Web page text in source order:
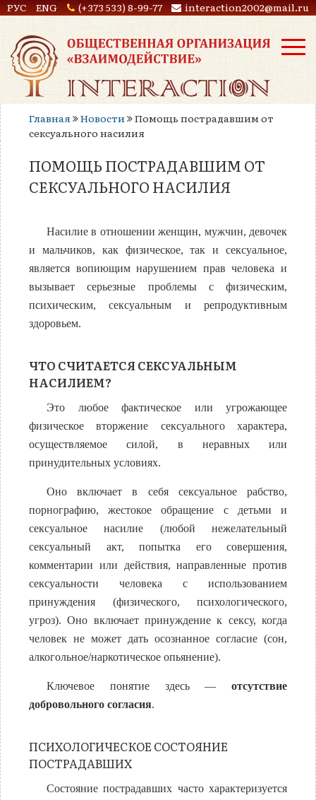
РУС ENG (+373 533) 8-99-77 interaction2002@mail.ru
Главная Новости
Помощь пострадавшим от
сексуального насилия
ПОМОЩЬ ПОСТРАДАВШИМ ОТ
СЕКСУАЛЬНОГО НАСИЛИЯ
Насилие в отношении женщин, мужчин, девочек
и мальчиков, как физическое, так и сексуальное,
является вопиющим нарушением прав человека и
вызывает серьезные проблемы с физическим,
психическим, сексуальным и репродуктивным
здоровьем.
ЧТО СЧИТАЕТСЯ СЕКСУАЛЬНЫМ
НАСИЛИЕМ?
Это любое фактическое или угрожающее
физическое вторжение сексуального характера,
осуществляемое силой, в неравных или
принудительных условиях.
Оно включает в себя сексуальное рабство,
порнографию, жестокое обращение с детьми и
сексуальное насилие (любой нежелательный
сексуальный акт, попытка его совершения,
комментарии или действия, направленные против
сексуальности человека с использованием
принуждения (физического, психологического,
угроз). Оно включает принуждение к сексу, когда
человек не может дать осознанное согласие (сон,
алкогольное/наркотическое опьянение).
Ключевое понятие здесь — отсутствие
добровольного согласия.
ПСИХОЛОГИЧЕСКОЕ СОСТОЯНИЕ
ПОСТРАДАВШИХ
Состояние пострадавших часто характеризуется